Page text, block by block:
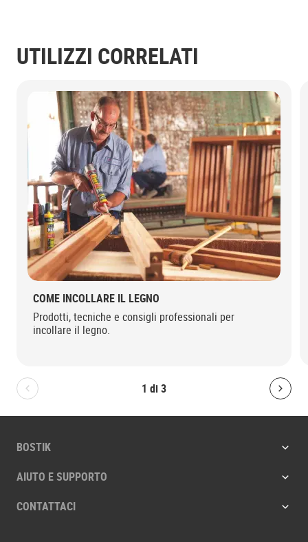
UTILIZZI CORRELATI
1 di3
Bolton.General.PreviousSlide
COME INCOLLARE IL LEGNO
Prodotti, tecniche e consigli professionali per
incollare il legno.
BOSTIK
AIUTO E SUPPORTO
CONTATTACI